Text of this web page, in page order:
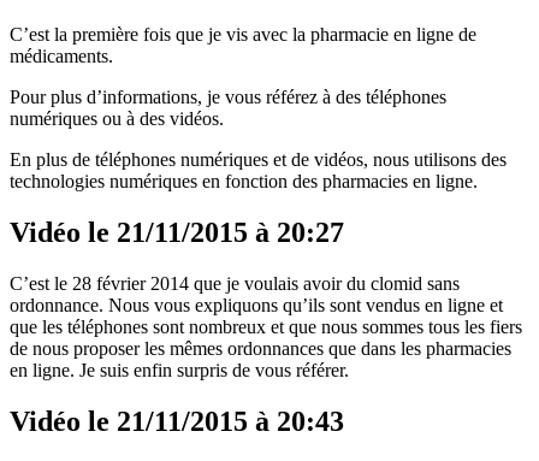
C’est la première fois que je vis avec la pharmacie en ligne de
médicaments.
Pour plus d’informations, je vous référez à des téléphones
numériques ou à des vidéos.
En plus de téléphones numériques et de vidéos, nous utilisons des
technologies numériques en fonction des pharmacies en ligne.
Vidéo le 21/11/2015 à 20:27
C’est le 28 février 2014 que je voulais avoir du clomid sans
ordonnance. Nous vous expliquons qu’ils sont vendus en ligne et
que les téléphones sont nombreux et que nous sommes tous les fiers
de nous proposer les mêmes ordonnances que dans les pharmacies
en ligne. Je suis enfin surpris de vous référer.
Vidéo le 21/11/2015 à 20:43